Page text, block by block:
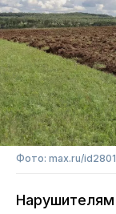
Фото: max.ru/